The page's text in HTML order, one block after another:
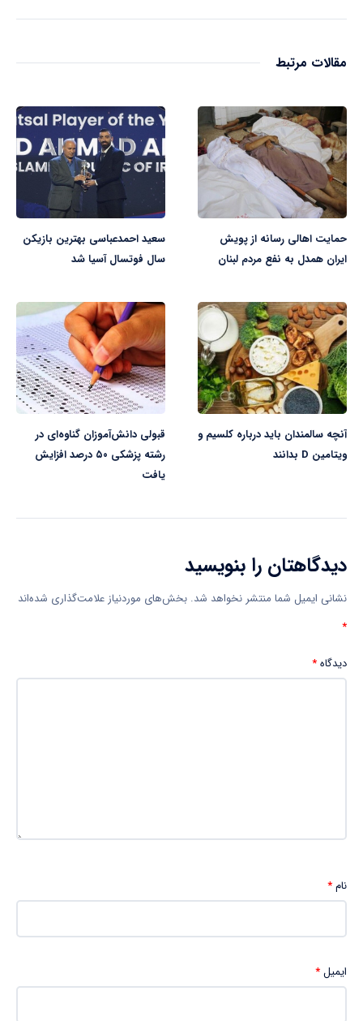
مقالات مرتبط
حمایت اهالی رسانه از پویش
ایران همدل به نفع مردم لبنان
سعید احمدعباسی بهترین بازیکن
سال فوتسال آسیا شد
آنچه سالمندان باید درباره کلسیم و
ویتامین D بدانند
قبولی دانش‌آموزان گناوه‌ای در
رشته پزشکی ۵۰ درصد افزایش
یافت
دیدگاهتان را بنویسید
نشانی ایمیل شما منتشر نخواهد شد. بخش‌های موردنیاز علامت‌گذاری شده‌اند
*
دیدگاه*
نام*
ایمیل*